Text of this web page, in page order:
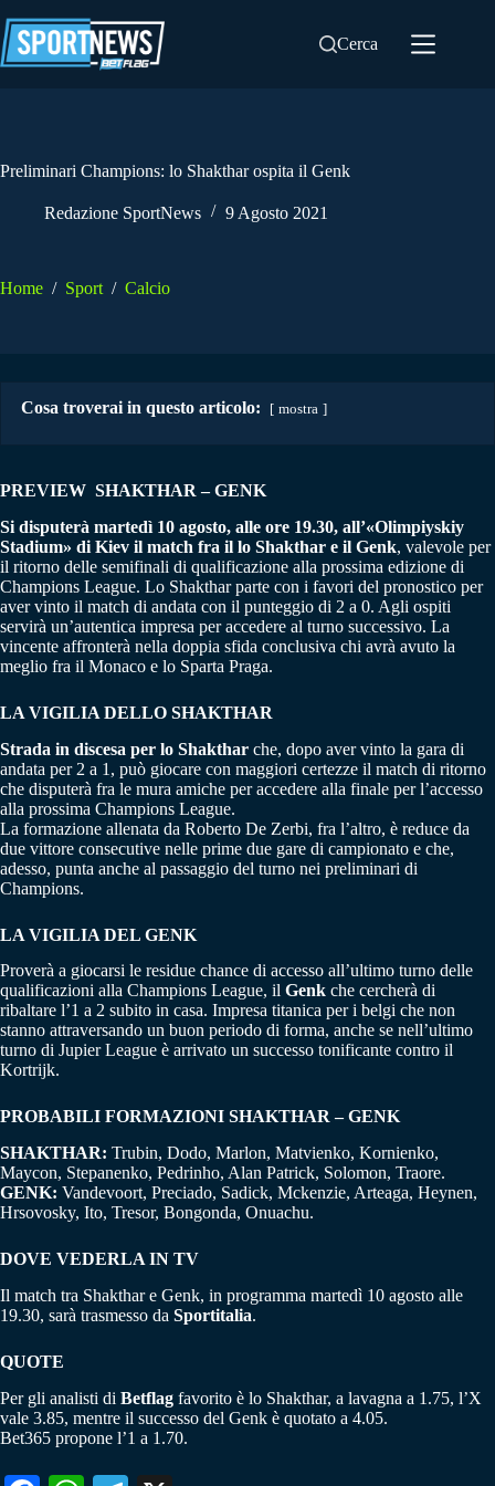
al
contenuto
Cerca
Preliminari Champions: lo Shakthar ospita il Genk
Redazione SportNews 9 Agosto 2021
Home / Sport / Calcio
Cosa troverai in questo articolo: mostra
PREVIEW SHAKTHAR – GENK
Si disputerà martedì 10 agosto, alle ore 19.30, all’«Olimpiyskiy
Stadium» di Kiev il match fra il lo Shakthar e il Genk, valevole per
il ritorno delle semifinali di qualificazione alla prossima edizione di
Champions League. Lo Shakthar parte con i favori del pronostico per
aver vinto il match di andata con il punteggio di 2 a 0. Agli ospiti
servirà un’autentica impresa per accedere al turno successivo. La
vincente affronterà nella doppia sfida conclusiva chi avrà avuto la
meglio fra il Monaco e lo Sparta Praga.
LA VIGILIA DELLO SHAKTHAR
Strada in discesa per lo Shakthar che, dopo aver vinto la gara di
andata per 2 a 1, può giocare con maggiori certezze il match di ritorno
che disputerà fra le mura amiche per accedere alla finale per l’accesso
alla prossima Champions League.
La formazione allenata da Roberto De Zerbi, fra l’altro, è reduce da
due vittore consecutive nelle prime due gare di campionato e che,
adesso, punta anche al passaggio del turno nei preliminari di
Champions.
LA VIGILIA DEL GENK
Proverà a giocarsi le residue chance di accesso all’ultimo turno delle
qualificazioni alla Champions League, il Genk che cercherà di
ribaltare l’1 a 2 subito in casa. Impresa titanica per i belgi che non
stanno attraversando un buon periodo di forma, anche se nell’ultimo
turno di Jupier League è arrivato un successo tonificante contro il
Kortrijk.
PROBABILI FORMAZIONI SHAKTHAR – GENK
SHAKTHAR: Trubin, Dodo, Marlon, Matvienko, Kornienko,
Maycon, Stepanenko, Pedrinho, Alan Patrick, Solomon, Traore.
GENK: Vandevoort, Preciado, Sadick, Mckenzie, Arteaga, Heynen,
Hrsovosky, Ito, Tresor, Bongonda, Onuachu.
DOVE VEDERLA IN TV
Il match tra Shakthar e Genk, in programma martedì 10 agosto alle
19.30, sarà trasmesso da Sportitalia.
QUOTE
Per gli analisti di Betflag favorito è lo Shakthar, a lavagna a 1.75, l’X
vale 3.85, mentre il successo del Genk è quotato a 4.05.
Bet365 propone l’1 a 1.70.